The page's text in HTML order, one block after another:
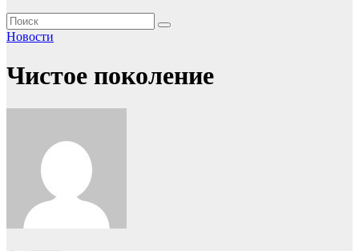
Новости
Чистое поколение